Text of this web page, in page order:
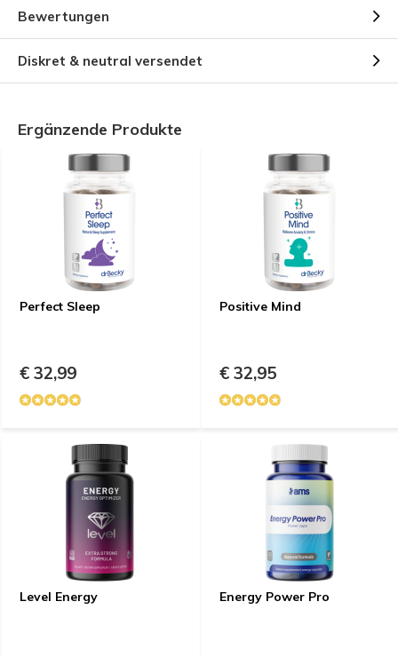
Bewertungen
Diskret & neutral versendet
Ergänzende Produkte
Perfect Sleep
€ 32,99
Positive Mind
€ 32,95
Level Energy Energy Power Pro